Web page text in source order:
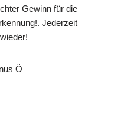
Gewinn für die
Jederzeit
Ö